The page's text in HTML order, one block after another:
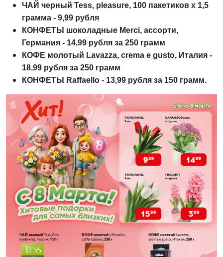
ЧАЙ черный Tess, pleasure, 100 пакетиков х 1,5
грамма - 9,99 рубля
КОНФЕТЫ шоколадные Merci, ассорти,
Германия - 14,99 рубля за 250 грамм
КОФЕ молотый Lavazza, crema e gusto, Италия -
18,99 рубля за 250 грамм
КОНФЕТЫ Raffaello - 13,99 рубля за 150 грамм.